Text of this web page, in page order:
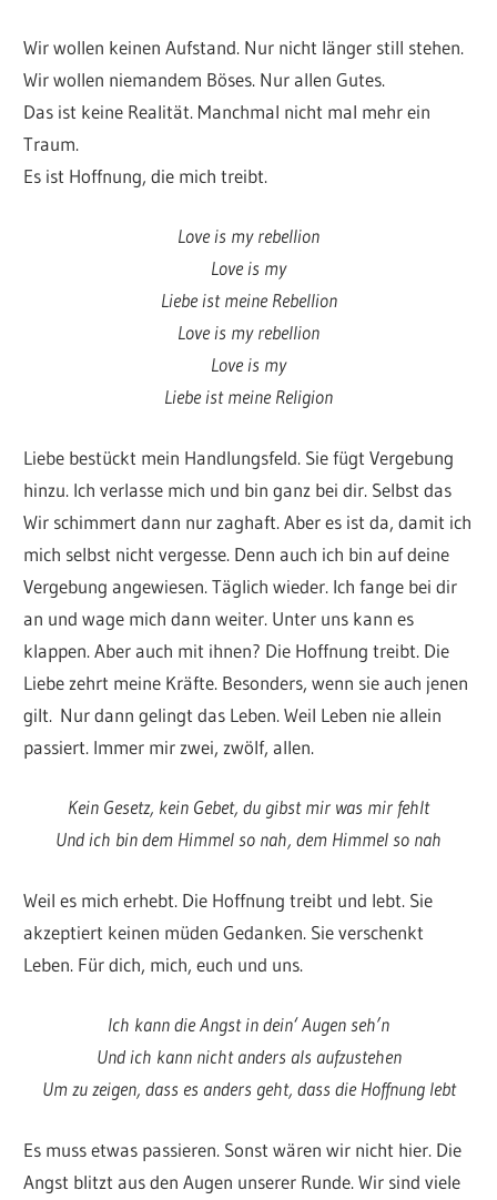
Wir wollen keinen Aufstand. Nur nicht länger still stehen.
Wir wollen niemandem Böses. Nur allen Gutes.
Das ist keine Realität. Manchmal nicht mal mehr ein
Traum.
Es ist Hoffnung, die mich treibt.
Love is my rebellion
Love is my
Liebe ist meine Rebellion
Love is my rebellion
Love is my
Liebe ist meine Religion
Liebe bestückt mein Handlungsfeld. Sie fügt Vergebung
hinzu. Ich verlasse mich und bin ganz bei dir. Selbst das
Wir schimmert dann nur zaghaft. Aber es ist da, damit ich
mich selbst nicht vergesse. Denn auch ich bin auf deine
Vergebung angewiesen. Täglich wieder. Ich fange bei dir
an und wage mich dann weiter. Unter uns kann es
klappen. Aber auch mit ihnen? Die Hoffnung treibt. Die
Liebe zehrt meine Kräfte. Besonders, wenn sie auch jenen
gilt. Nur dann gelingt das Leben. Weil Leben nie allein
passiert. Immer mir zwei, zwölf, allen.
Kein Gesetz, kein Gebet, du gibst mir was mir fehlt
Und ich bin dem Himmel so nah, dem Himmel so nah
Weil es mich erhebt. Die Hoffnung treibt und lebt. Sie
akzeptiert keinen müden Gedanken. Sie verschenkt
Leben. Für dich, mich, euch und uns.
Ich kann die Angst in dein‘ Augen seh’n
Und ich kann nicht anders als aufzustehen
Um zu zeigen, dass es anders geht, dass die Hoffnung lebt
Es muss etwas passieren. Sonst wären wir nicht hier. Die
Angst blitzt aus den Augen unserer Runde. Wir sind viele